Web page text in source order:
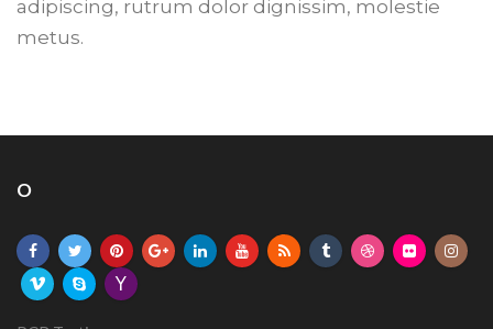
adipiscing, rutrum dolor dignissim, molestie
metus.
O